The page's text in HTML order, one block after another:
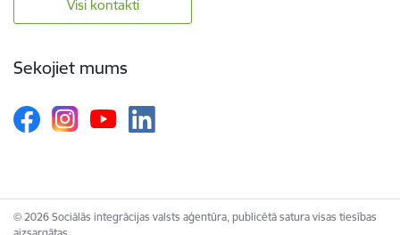
Visi kontakti
Sekojiet mums
© 2026 Sociālās integrācijas valsts aģentūra, publicētā satura visas tiesības